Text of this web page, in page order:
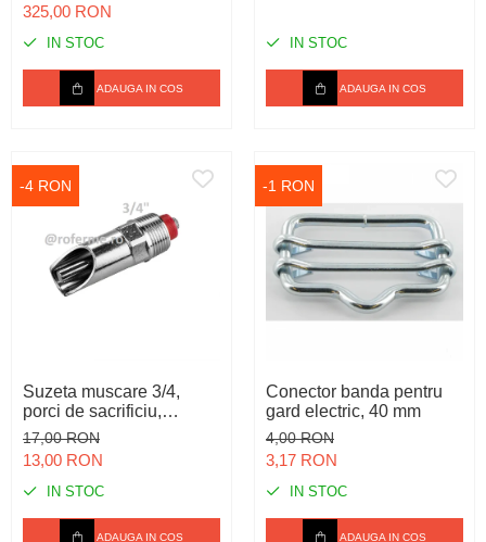
325,00 RON
IN STOC
ADAUGA IN COS
IN STOC
ADAUGA IN COS
-4 RON
Suzeta muscare 3/4,
porci de sacrificiu,
scroafe
17,00 RON
13,00 RON
IN STOC
ADAUGA IN COS
-1 RON
Conector banda pentru
gard electric, 40 mm
4,00 RON
3,17 RON
IN STOC
ADAUGA IN COS